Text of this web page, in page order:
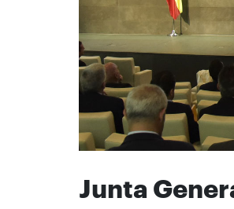
Junta